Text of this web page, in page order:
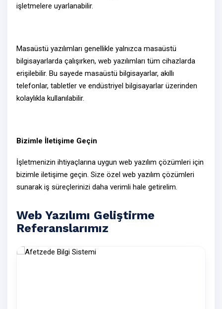
işletmelere uyarlanabilir.
Masaüstü yazılımları genellikle yalnızca masaüstü
bilgisayarlarda çalışırken, web yazılımları tüm cihazlarda
erişilebilir. Bu sayede masaüstü bilgisayarlar, akıllı
telefonlar, tabletler ve endüstriyel bilgisayarlar üzerinden
kolaylıkla kullanılabilir.
Bizimle İletişime Geçin
İşletmenizin ihtiyaçlarına uygun web yazılım çözümleri için
bizimle iletişime geçin. Size özel web yazılım çözümleri
sunarak iş süreçlerinizi daha verimli hale getirelim.
Web Yazılımı Geliştirme
Referanslarımız